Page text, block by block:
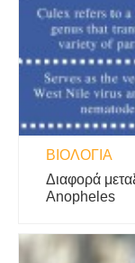
ΒΙΟΛΟΓΊΑ
Διαφορά
Anopheles